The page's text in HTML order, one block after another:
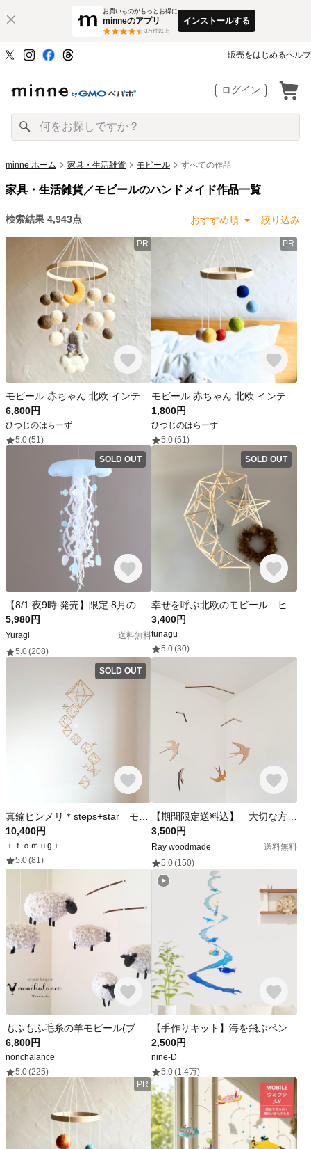
お買いものがもっとお得に
minneのアプリ
3万件以上
インストールする
販売をはじめるヘルプ
ログイン
minne ホーム 家具・生活雑貨 モビール すべての作品
家具・生活雑貨／モビールのハンドメイド作品一覧
おすすめ順 絞り込み
検索結果 4,943点
PR
6,800円
ひつじのはらーず
5.0(51)
PR
1,800円
ひつじのはらーず
5.0(51)
SOLD OUT
5,980円
Yuragi
送料無料
5.0(208)
SOLD OUT
3,400円
tunagu
5.0(30)
SOLD OUT
10,400円
ｉｔｏｍｕgｉ
5.0(81)
3,500円
Ray woodmade
送料無料
5.0(150)
6,800円
nonchalance
5.0(225)
2,500円
nine-D
5.0(1.4万)
PR